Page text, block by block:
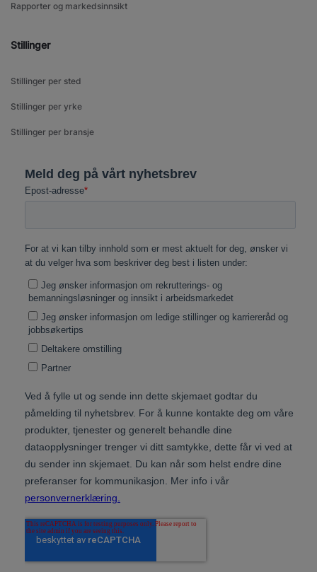
Rapporter og markedsinnsikt
Stillinger
Stillinger per sted
Stillinger per yrke
Stillinger per bransje